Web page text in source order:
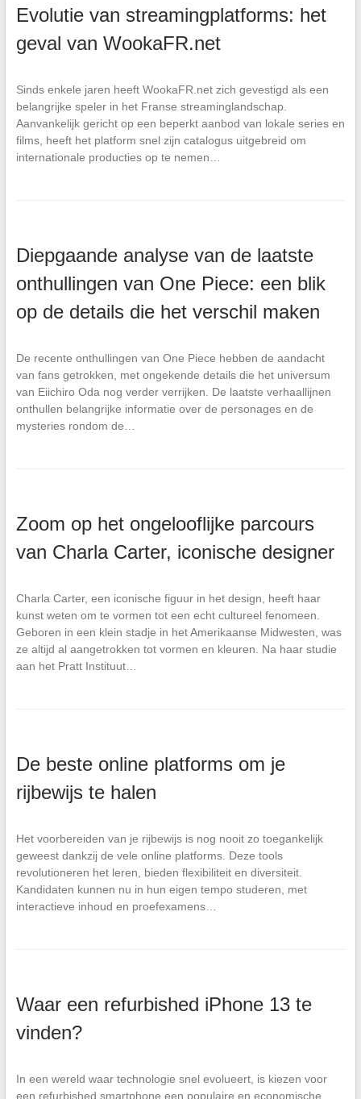
Evolutie van streamingplatforms: het
geval van WookaFR.net
Sinds enkele jaren heeft WookaFR.net zich gevestigd als een
belangrijke speler in het Franse streaminglandschap.
Aanvankelijk gericht op een beperkt aanbod van lokale series en
films, heeft het platform snel zijn catalogus uitgebreid om
internationale producties op te nemen…
Diepgaande analyse van de laatste
onthullingen van One Piece: een blik
op de details die het verschil maken
De recente onthullingen van One Piece hebben de aandacht
van fans getrokken, met ongekende details die het universum
van Eiichiro Oda nog verder verrijken. De laatste verhaallijnen
onthullen belangrijke informatie over de personages en de
mysteries rondom de…
Zoom op het ongelooflijke parcours
van Charla Carter, iconische designer
Charla Carter, een iconische figuur in het design, heeft haar
kunst weten om te vormen tot een echt cultureel fenomeen.
Geboren in een klein stadje in het Amerikaanse Midwesten, was
ze altijd al aangetrokken tot vormen en kleuren. Na haar studie
aan het Pratt Instituut…
De beste online platforms om je
rijbewijs te halen
Het voorbereiden van je rijbewijs is nog nooit zo toegankelijk
geweest dankzij de vele online platforms. Deze tools
revolutioneren het leren, bieden flexibiliteit en diversiteit.
Kandidaten kunnen nu in hun eigen tempo studeren, met
interactieve inhoud en proefexamens…
Waar een refurbished iPhone 13 te
vinden?
In een wereld waar technologie snel evolueert, is kiezen voor
een refurbished smartphone een populaire en economische